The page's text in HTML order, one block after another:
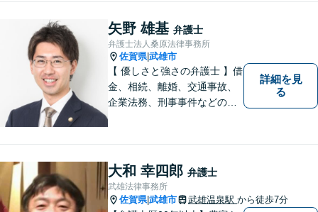
矢野 雄基 弁護士
弁護士法人桑原法律事務所
佐賀県|武雄市
【 優しさと強さの弁護士 】借
金、相続、離婚、交通事故、
企業法務、刑事事件などのご
チーム体制による迅速で最適
なリーガルサービスを提供い
たします。
詳細を見
る
大和 幸四郎 弁護士
武雄法律事務所
佐賀県|武雄市 武雄温泉駅 から徒歩7分